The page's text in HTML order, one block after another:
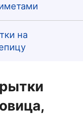
на